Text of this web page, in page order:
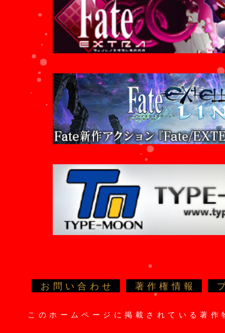
お問い合わせ 著作権情報
このホームページに掲載されている著